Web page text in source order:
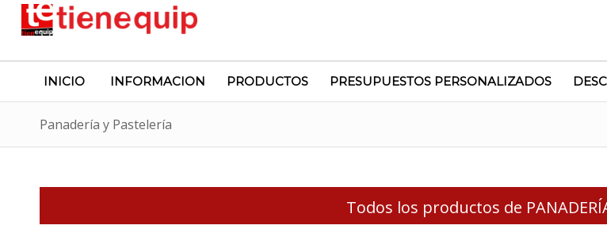
INICIO INFORMACION PRODUCTOS PRESUPUESTOS PERSONALIZADOS
Panadería y Pastelería
Todos los productos de